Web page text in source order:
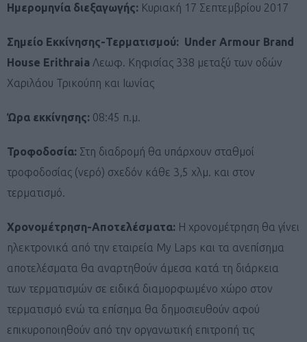
Ημερομηνία διεξαγωγής: Κυριακή 17 Σεπτεμβρίου 2017
Σημείο Εκκίνησης-Τερματισμού: Under Armour Brand
House Erithraia Λεωφ. Κηφισίας 338 μεταξύ των οδών
Χαριλάου Τρικούπη και Ιωνίας
Ώρα εκκίνησης: 08:45 π.μ.
Τροφοδοσία: Στη διαδρομή θα υπάρχουν σταθμοί
τροφοδοσίας (νερό) σχεδόν κάθε 3,5 χλμ. και στον
τερματισμό.
Χρονομέτρηση-Αποτελέσματα: Η χρονομέτρηση θα γίνει
ηλεκτρονικά από την εταιρεία My Laps και τα ανεπίσημα
αποτελέσματα θα αναρτηθούν άμεσα κατά τη διάρκεια
των τερματισμών σε ειδικά διαμορφωμένο χώρο στον
τερματισμό ενώ τα επίσημα θα δημοσιευθούν αφού
επικυροποιηθούν από την οργανωτική επιτροπή τις